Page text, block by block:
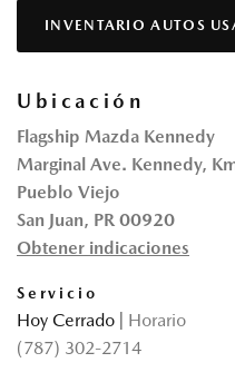
INVENTARIO AUTOS
Ubicación
Flagship Mazda Kennedy
Marginal Ave. Kennedy,
Pueblo Viejo
San Juan, PR 00920
Obtener indicaciones
Servicio
Hoy Cerrado
Horario
(787) 302-2714